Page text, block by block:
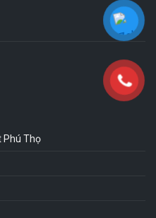
Phú Thọ